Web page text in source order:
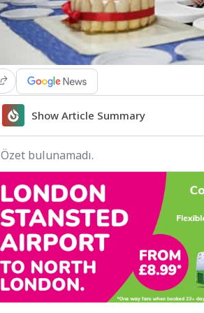
Show Article Summary
Özet bulunamadı.